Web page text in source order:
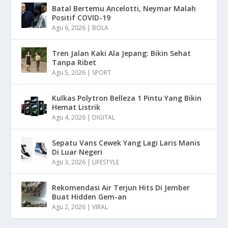
Batal Bertemu Ancelotti, Neymar Malah
Positif COVID-19
Agu 6, 2026 | BOLA
Tren Jalan Kaki Ala Jepang: Bikin Sehat
Tanpa Ribet
Agu 5, 2026 | SPORT
Kulkas Polytron Belleza 1 Pintu Yang Bikin
Hemat Listrik
Agu 4, 2026 | DIGITAL
Sepatu Vans Cewek Yang Lagi Laris Manis
Di Luar Negeri
Agu 3, 2026 | LIFESTYLE
Rekomendasi Air Terjun Hits Di Jember
Buat Hidden Gem-an
Agu 2, 2026 |VIRAL